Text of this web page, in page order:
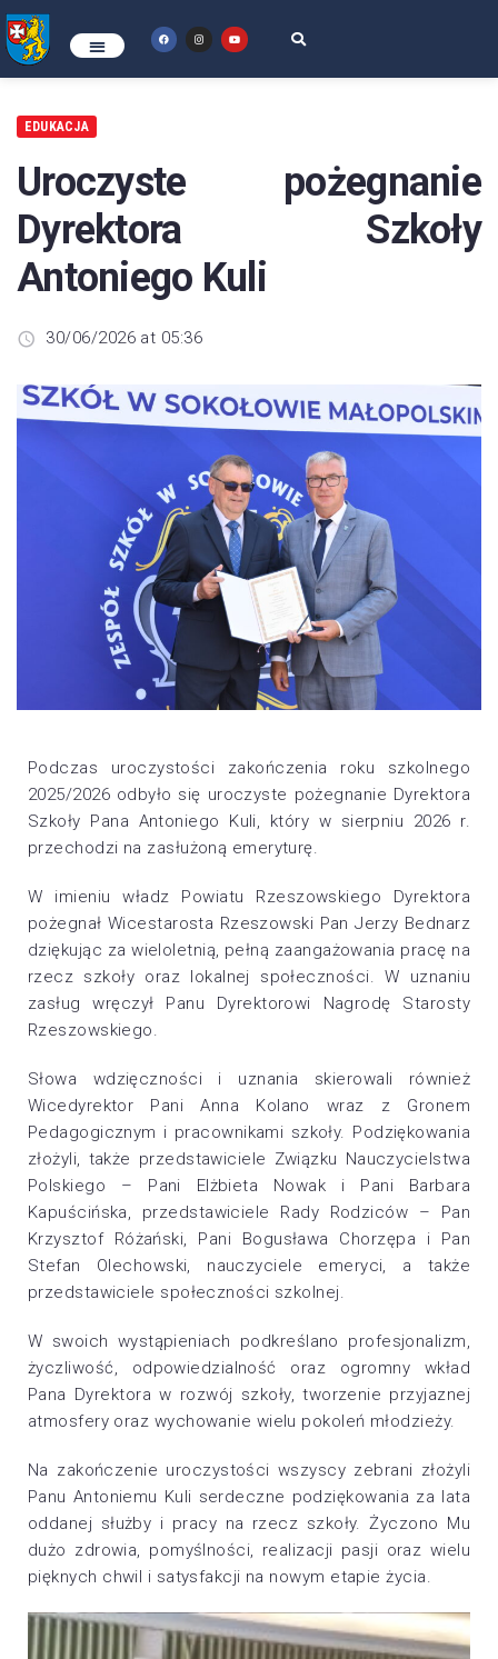
EDUKACJA
Uroczyste pożegnanie
Dyrektora Szkoły
Antoniego Kuli
30/06/2026 at 05:36
Podczas uroczystości zakończenia roku szkolnego
2025/2026 odbyło się uroczyste pożegnanie Dyrektora
Szkoły Pana Antoniego Kuli, który w sierpniu 2026 r.
przechodzi na zasłużoną emeryturę.
W imieniu władz Powiatu Rzeszowskiego Dyrektora
pożegnał Wicestarosta Rzeszowski Pan Jerzy Bednarz
dziękując za wieloletnią, pełną zaangażowania pracę na
rzecz szkoły oraz lokalnej społeczności. W uznaniu
zasług wręczył Panu Dyrektorowi Nagrodę Starosty
Rzeszowskiego.
Słowa wdzięczności i uznania skierowali również
Wicedyrektor Pani Anna Kolano wraz z Gronem
Pedagogicznym i pracownikami szkoły. Podziękowania
złożyli, także przedstawiciele Związku Nauczycielstwa
Polskiego – Pani Elżbieta Nowak i Pani Barbara
Kapuścińska, przedstawiciele Rady Rodziców – Pan
Krzysztof Różański, Pani Bogusława Chorzępa i Pan
Stefan Olechowski, nauczyciele emeryci, a także
przedstawiciele społeczności szkolnej.
W swoich wystąpieniach podkreślano profesjonalizm,
życzliwość, odpowiedzialność oraz ogromny wkład
Pana Dyrektora w rozwój szkoły, tworzenie przyjaznej
atmosfery oraz wychowanie wielu pokoleń młodzieży.
Na zakończenie uroczystości wszyscy zebrani złożyli
Panu Antoniemu Kuli serdeczne podziękowania za lata
oddanej służby i pracy na rzecz szkoły. Życzono Mu
dużo zdrowia, pomyślności, realizacji pasji oraz wielu
pięknych chwil i satysfakcji na nowym etapie życia.